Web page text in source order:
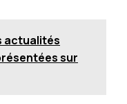
actualités
sur